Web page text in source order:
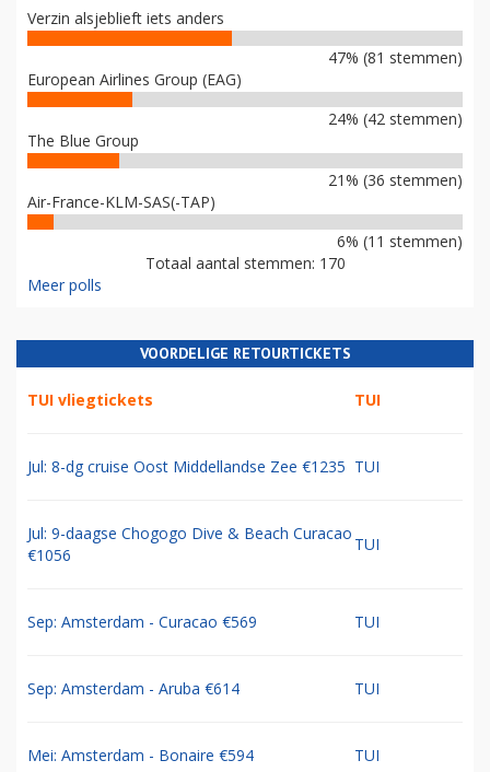
Verzin alsjeblieft iets anders
47% (81 stemmen)
European Airlines Group (EAG)
24% (42 stemmen)
The Blue Group
21% (36 stemmen)
Air-France-KLM-SAS(-TAP)
6% (11 stemmen)
Totaal aantal stemmen: 170
Meer polls
VOORDELIGE RETOURTICKETS
TUI vliegtickets TUI
Jul: 8-dg cruise Oost Middellandse Zee €1235 TUI
Jul: 9-daagse Chogogo Dive & Beach Curacao
€1056
TUI
Sep: Amsterdam - Curacao €569 TUI
Sep: Amsterdam - Aruba €614 TUI
Mei: Amsterdam - Bonaire €594 TUI